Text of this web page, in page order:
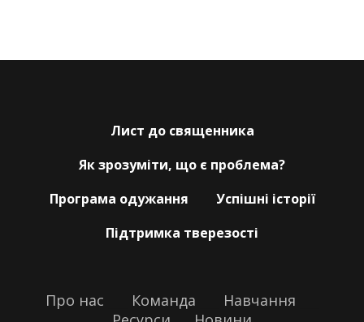
Лист до священника
Як зрозуміти, що є проблема?
Програма одужання
Успішні історії
Підтримка тверезості
Про нас Команда Навчання